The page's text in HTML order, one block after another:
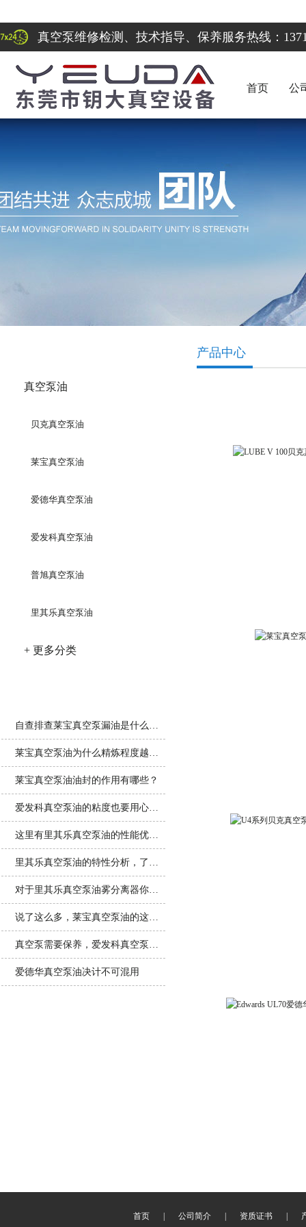
真空泵维修检测、技术指导、保养服务热线：
首页 公
真空泵油
贝克真空泵油
莱宝真空泵油
爱德华真空泵油
爱发科真空泵油
普旭真空泵油
里其乐真空泵油
+ 更多分类
自查排查莱宝真空泵漏油是什么原因
莱宝真空泵油为什么精炼程度越高越好？
莱宝真空泵油油封的作用有哪些？
爱发科真空泵油的粘度也要用心选择
这里有里其乐真空泵油的性能优势！还不来看看！
里其乐真空泵油的特性分析，了解一下
对于里其乐真空泵油雾分离器你了解多少呢？
说了这么多，莱宝真空泵油的这些特点你了解多少？
真空泵需要保养，爱发科真空泵油的保养也不能少
爱德华真空泵油决计不可混用
产品中心
首页 公司简介 资质证书